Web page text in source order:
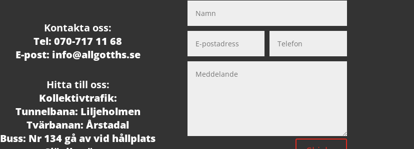
Kontakta oss:
Tel: 070-717 11 68
E-post: info@allgotths.se
Hitta till oss:
Kollektivtrafik:
Tunnelbana: Liljeholmen
Tvärbanan: Årstadal
Buss: Nr 134 gå av vid hållplats